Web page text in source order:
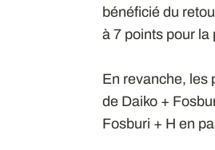
bénéficié du
à 7 points pour la
En revanche, les
de Daiko +
Fosburi + H en